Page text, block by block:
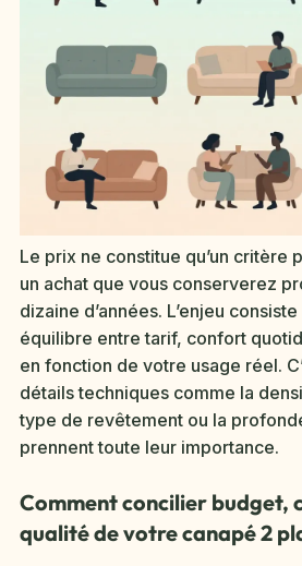
Le prix ne constitue qu’un critère
un achat que vous conserverez
dizaine d’années. L’enjeu
équilibre entre tarif, confort
en fonction de votre usage réel.
détails techniques comme la
type de revêtement ou la
prennent toute leur importance.
Comment concilier budget,
qualité de votre canapé 2